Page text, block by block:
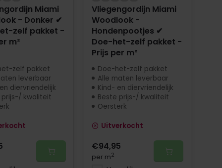
Miami
- Donker ✔
zelf pakket -
m²
zelf pakket
leverbaar
diervriendelijk
prijs-/ kwaliteit
Vliegengordijn Miami
Woodlook -
Hondenpootjes ✔
Doe-het-zelf pakket -
Prijs per m²
Doe-het-zelf pakket
Alle maten leverbaar
Kind- en diervriendelijk
Beste prijs-/ kwaliteit
Oersterk
Uitverkocht
€94,95
per m2